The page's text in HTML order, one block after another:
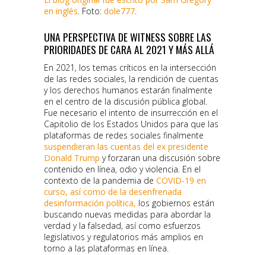
en inglés. Foto: dole777.
UNA PERSPECTIVA DE WITNESS SOBRE LAS
PRIORIDADES DE CARA AL 2021 Y MÁS ALLÁ
En 2021, los temas críticos en la intersección
de las redes sociales, la rendición de cuentas
y los derechos humanos estarán finalmente
en el centro de la discusión pública global.
Fue necesario el intento de insurrección en el
Capitolio de los Estados Unidos para que las
plataformas de redes sociales finalmente
suspendieran las cuentas del ex presidente
Donald Trump y forzaran una discusión sobre
contenido en línea, odio y violencia. En el
contexto de la pandemia de COVID-19 en
curso, así como de la desenfrenada
desinformación política, los gobiernos están
buscando nuevas medidas para abordar la
verdad y la falsedad, así como esfuerzos
legislativos y regulatorios más amplios en
torno a las plataformas en línea.